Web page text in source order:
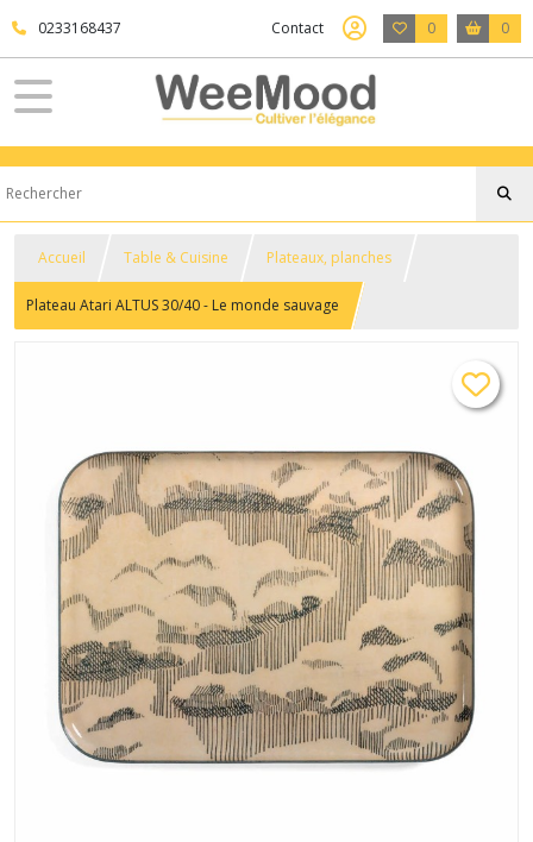
0233168437 Contact 0 0
Accueil Table & Cuisine Plateaux, planches
Plateau Atari ALTUS 30/40 - Le monde sauvage